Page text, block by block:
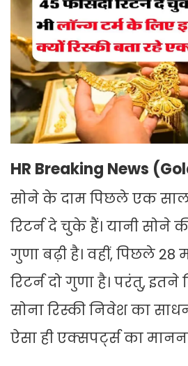
HR Breaking News
सोने के दाम पिछले एक साल
रिटर्न दे चुके हैं। यानी सोने
गुणा बढ़ी है। वहीं, पिछले
रिटर्न दो गुणा है। परंतु, इतने
सोना रिस्की निवेश का
ऐसा ही एक्सपर्ट्स का